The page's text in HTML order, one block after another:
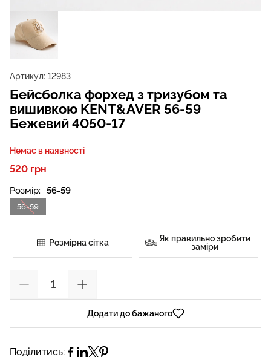
Артикул: 12983
Бейсболка форхед з тризубом та
вишивкою KENT&AVER 56-59
Бежевий 4050-17
Немає в наявності
520 грн
Розмір: 56-59
56-59
Розмірна сітка
Як правильно зробити
заміри
Додати до бажаного
Поділитись: